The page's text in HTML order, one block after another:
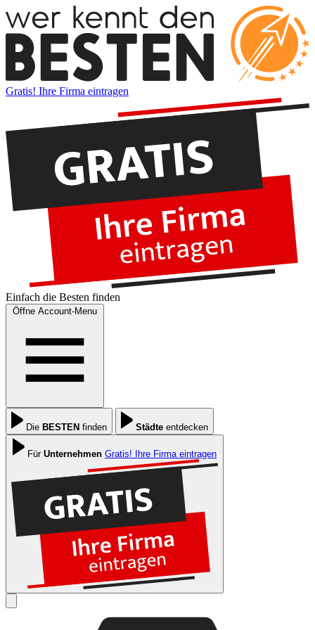
Gratis! Ihre Firma eintragen
Einfach die Besten finden
Öffne Account-Menu
Die BESTEN finden Städte entdecken
Für Unternehmen Gratis! Ihre Firma eintragen